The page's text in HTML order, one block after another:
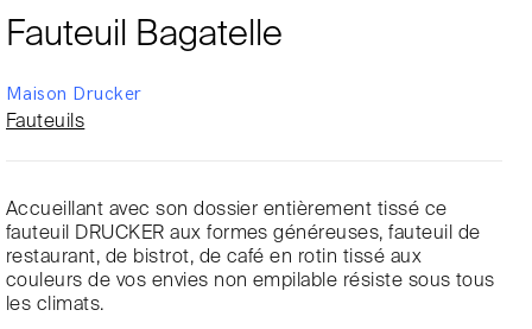
Fauteuil Bagatelle
Maison Drucker
Fauteuils
Accueillant avec son dossier entièrement tissé ce
fauteuil DRUCKER aux formes généreuses, fauteuil de
restaurant, de bistrot, de café en rotin tissé aux
couleurs de vos envies non empilable résiste sous tous
les climats.